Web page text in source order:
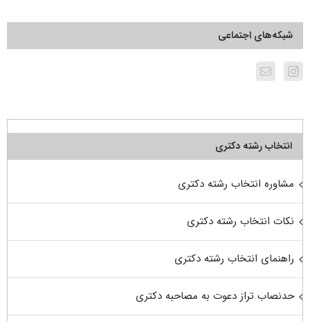
شبکه‌های اجتماعی
انتخاب رشته دکتری
مشاوره انتخاب رشته دکتری
نکات انتخاب رشته دکتری
راهنمای انتخاب رشته دکتری
حدنصاب تراز دعوت به مصاحبه دکتری